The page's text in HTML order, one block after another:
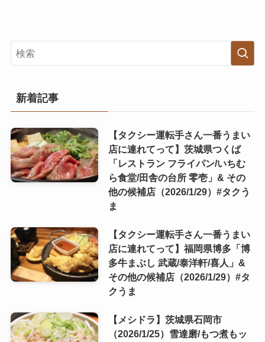
新着記事
【タクシー運転手さん一番うまい
店に連れてって】茨城県つくば
「レストラン フライパン/いちむ
ら食堂/田舎の台所 零壱」& その
他の候補店（2026/1/29）#タクう
ま
【タクシー運転手さん一番うまい
店に連れてって】福岡県博多「博
多牛まぶし 武蔵/泰洋軒/喜人」&
その他の候補店（2026/1/29）#タ
クうま
【メシドラ】茨城県石岡市
（2026/1/25）雪達磨/もつ煮もッ